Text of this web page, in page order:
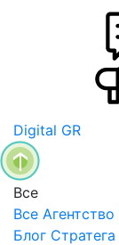
Digital GR
Все
Все Агентство
Блог Стратега